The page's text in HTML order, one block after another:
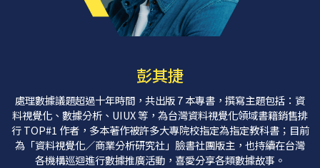
彭其捷
處理數據議題超過十年時間，共出版 7 本專書，撰寫主題包括：資
料視覺化、數據分析、UIUX 等，為台灣資料視覺化領域書籍銷售排
行 TOP#1 作者，多本著作被許多大專院校指定為指定教科書；目前
為「資料視覺化／商業分析研究社」臉書社團版主，也持續在台灣
各機構巡迴進行數據推廣活動，喜愛分享各類數據故事。